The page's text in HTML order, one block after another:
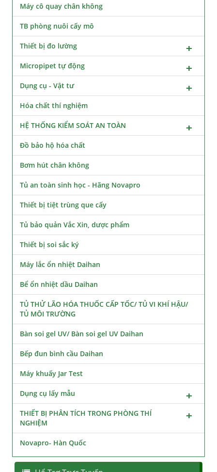
Máy cô quay chân không
TB phòng nuôi cấy mô
Thiết bị đo lường
Micropipet tự động
Dụng cụ - Vật tư
Hóa chất thí nghiệm
HỆ THỐNG KIỂM SOÁT AN TOÀN
Đồ bảo hộ hóa chất
Bơm hút chân không
Tủ an toàn sinh học - Hãng Novapro
Thiết bị tiệt trùng que cấy
Tủ bảo quản Vắc Xin, dược phẩm
Thiết bị soi sắc ký
Máy lắc ổn nhiệt Daihan
Bể ổn nhiệt dầu Daihan
TỦ THỬ LÃO HÓA THUỐC CẤP TỐC/ TỦ VI KHÍ HẬU/
TỦ MÔI TRƯỜNG
Bàn soi gel UV/ Bàn soi gel UV Daihan
Bếp đun bình cầu Daihan
Máy khuấy Jar Test
Dụng cụ lấy mẫu
THIẾT BỊ PHÂN TÍCH TRONG PHÒNG THÍ
NGHIỆM
Novapro- Hàn Quốc